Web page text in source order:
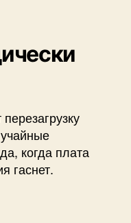
когда плата
гаснет.